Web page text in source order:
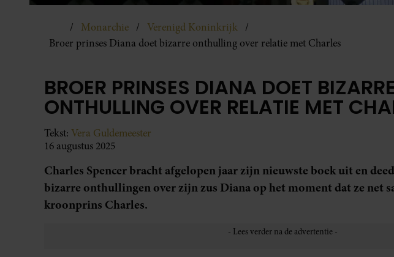
Monarchie
Verenigd Koninkrijk
Broer prinses Diana doet bizarre onthulling over relatie met Charles
BROER PRINSES DIANA DOET BIZARRE
ONTHULLING OVER RELATIE MET
Tekst: Vera Guldemeester
16 augustus 2025
Charles Spencer bracht afgelopen jaar zijn nieuwste boek uit en
bizarre onthullingen over zijn zus Diana op het moment dat ze net
kroonprins Charles.